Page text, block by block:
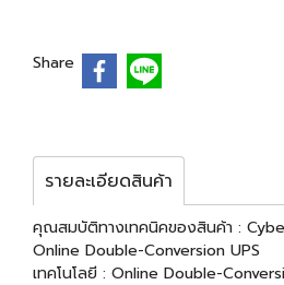
Share
รายละเอียดสินค้า
คุณสมบัติทางเทคนิคของสินค้า :
Online Double-Conversion UPS
เทคโนโลยี : Online Double-